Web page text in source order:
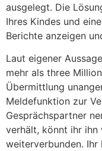
ausgelegt. Die
Ihres Kindes und
Berichte anzeigen
Laut eigener
mehr als three
Übermittlung
Meldefunktion zur
Gesprächspartner
verhält, könnt ihr
weiterverbunden.